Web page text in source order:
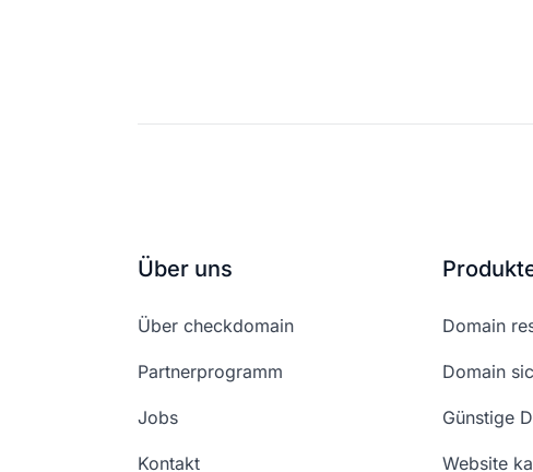
Über uns
Über checkdomain
Partnerprogramm
Jobs
Kontakt
Domain
Domain
Günstige
Website